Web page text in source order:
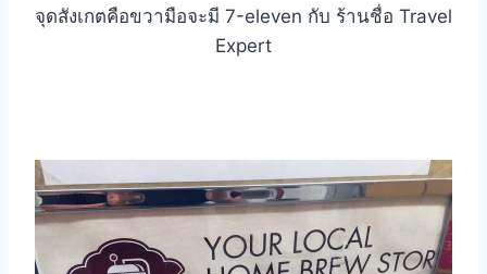
จุดสังเกตคือขวามือจะมี 7-eleven กับ ร้านชื่อ Travel
Expert